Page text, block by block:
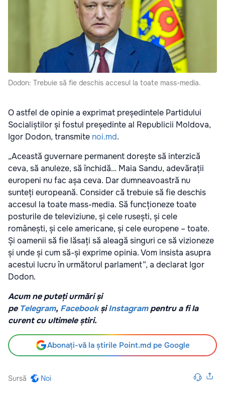
Dodon: Trebuie să fie deschis accesul la toate mass-media.
O astfel de opinie a exprimat președintele Partidului
Socialiștilor și fostul președinte al Republicii Moldova,
Igor Dodon, transmite noi.md.
„Această guvernare permanent dorește să interzică
ceva, să anuleze, să închidă… Maia Sandu, adevărații
europeni nu fac așa ceva. Dar dumneavoastră nu
sunteți europeană. Consider că trebuie să fie deschis
accesul la toate mass-media. Să funcționeze toate
posturile de televiziune, și cele rusești, și cele
românești, și cele americane, și cele europene – toate.
Și oamenii să fie lăsați să aleagă singuri ce să vizioneze
și unde și cum să-și exprime opinia. Vom insista asupra
acestui lucru în următorul parlament”, a declarat Igor
Dodon.
Acum ne puteți urmări și
pe Telegram, Facebook șiInstagrampentru a fi la
curent cu ultimele știri.
Abonați-vă la știrile Point.md pe Google
Sursă Noi